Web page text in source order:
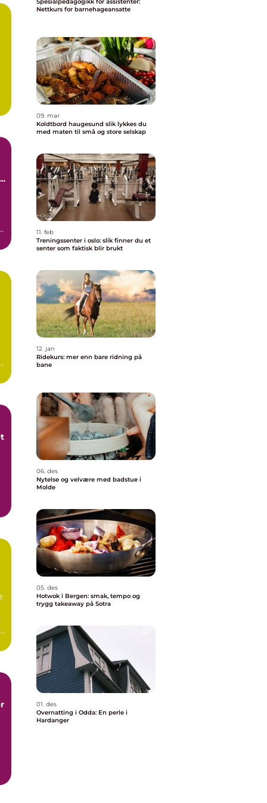
Nettkurs for barnehageansatte
09. mar
Koldtbord haugesund slik lykkes du
med maten til små og store selskap
11. feb
Treningssenter i oslo: slik finner du et
senter som faktisk blir brukt
12. jan
Ridekurs: mer enn bare ridning på
bane
06. des
Nytelse og velvære med badstue i
Molde
05. des
Hotwok i Bergen: smak, tempo og
trygg takeaway på Sotra
01. des
Overnatting i Odda: En perle i
Hardanger